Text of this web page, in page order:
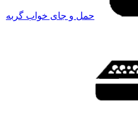
حمل و جای خواب گربه